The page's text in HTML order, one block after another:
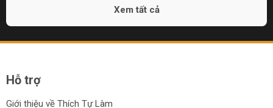
Xem tất cả
Hỗ trợ
Giới thiệu về Thích Tự Làm